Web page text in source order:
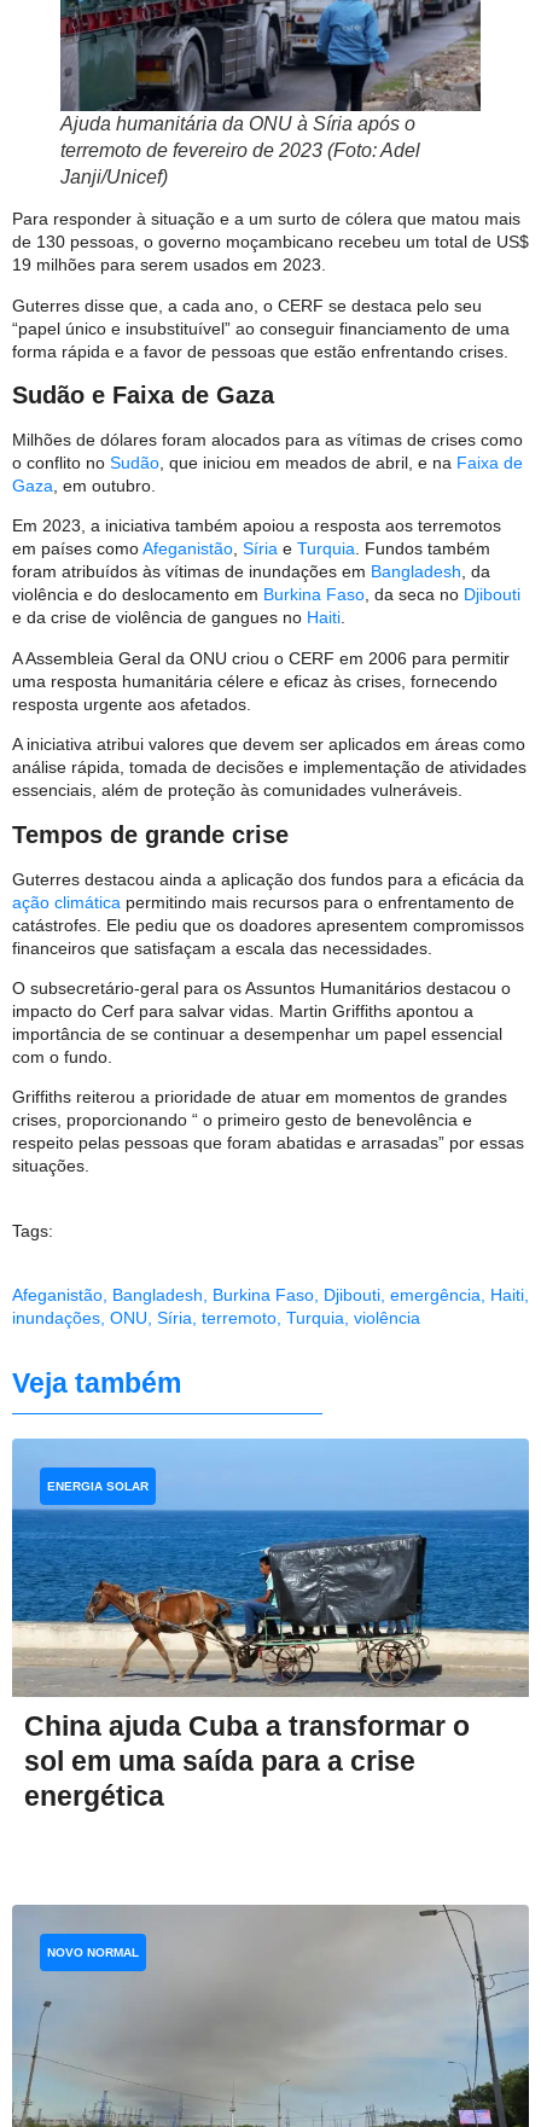
Ajuda humanitária da ONU à Síria após o
terremoto de fevereiro de 2023 (Foto: Adel
Janji/Unicef)
Para responder à situação e a um surto de cólera que matou mais
de 130 pessoas, o governo moçambicano recebeu um total de US$
19 milhões para serem usados em 2023.
Guterres disse que, a cada ano, o CERF se destaca pelo seu
“papel único e insubstituível” ao conseguir financiamento de uma
forma rápida e a favor de pessoas que estão enfrentando crises.
Sudão e Faixa de Gaza
Milhões de dólares foram alocados para as vítimas de crises como
o conflito no Sudão , que iniciou em meados de abril, e na Faixa de
Gaza , em outubro.
Em 2023, a iniciativa também apoiou a resposta aos terremotos
em países comoAfeganistão, Síria e Turquia. Fundos também
foram atribuídos às vítimas de inundações em Bangladesh, da
violência e do deslocamento em Burkina Faso, da seca no Djibouti
e da crise de violência de gangues no Haiti.
A Assembleia Geral da ONU criou o CERF em 2006 para permitir
uma resposta humanitária célere e eficaz às crises, fornecendo
resposta urgente aos afetados.
A iniciativa atribui valores que devem ser aplicados em áreas como
análise rápida, tomada de decisões e implementação de atividades
essenciais, além de proteção às comunidades vulneráveis.
Tempos de grande crise
Guterres destacou ainda a aplicação dos fundos para a eficácia da
ação climática permitindo mais recursos para o enfrentamento de
catástrofes. Ele pediu que os doadores apresentem compromissos
financeiros que satisfaçam a escala das necessidades.
O subsecretário-geral para os Assuntos Humanitários destacou o
impacto do Cerf para salvar vidas. Martin Griffiths apontou a
importância de se continuar a desempenhar um papel essencial
com o fundo.
Griffiths reiterou a prioridade de atuar em momentos de grandes
crises, proporcionando “ o primeiro gesto de benevolência e
respeito pelas pessoas que foram abatidas e arrasadas” por essas
situações.
Tags:
Afeganistão Bangladesh Burkina Faso Djibouti emergência Haiti
inundações ONU Síria terremoto Turquia violência
Veja também
China ajuda Cuba a transformar o
sol em uma saída para a crise
energética
ENERGIA SOLAR
NOVO NORMAL